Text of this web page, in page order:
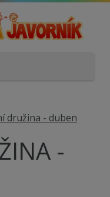
družina - duben
-